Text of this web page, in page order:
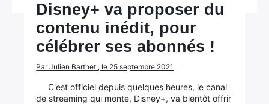
Disney+ va proposer du
contenu inédit, pour
célébrer ses abonnés !
Par Julien Barthet , le 25 septembre 2021
C'est officiel depuis quelques heures, le canal
de streaming qui monte, Disney+, va bientôt offrir